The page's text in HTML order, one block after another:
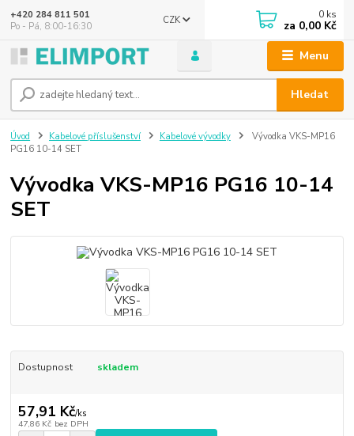
Menu
CZK
Hledat
+420 284 811 501
Po - Pá, 8:00-16:30
0 ks
za 0,00 Kč
Úvod Kabelové příslušenství Kabelové vývodky
Vývodka VKS-MP16
PG16 10-14 SET
Vývodka VKS-MP16 PG16 10-14
SET
Dostupnost skladem
57,91 Kč/ks
47,86 Kč bez DPH